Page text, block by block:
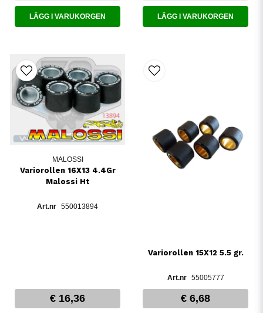
LÄGG I VARUKORGEN LÄGG I VARUKORGEN
MALOSSI
Variorollen 16X13 4.4Gr
Malossi Ht
550013894
€ 16,36
Variorollen 15X12 5.5 gr.
55005777
€ 6,68